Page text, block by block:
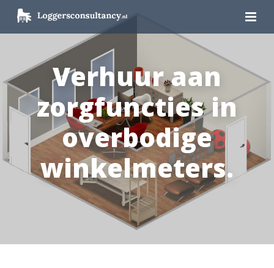
Verhuur aan
zorgfuncties in
overbodige
winkelmeters.